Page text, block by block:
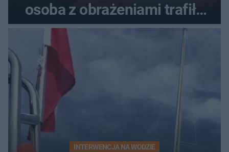
osoba z obrażeniami trafiła
do szpitala
INTERWENCJA NA WODZIE